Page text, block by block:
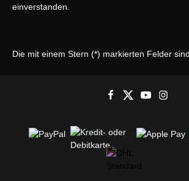
einverstanden.
Die mit einem Stern (*) markierten Felder